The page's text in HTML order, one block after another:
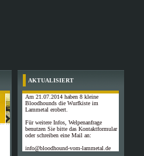
AKTUALISIERT
Am 21.07.2014 haben 8 kleine
Bloodhounds die Wurfkiste im
Lammetal erobert.
Für weitere Infos, Welpenanfrage
benutzen Sie bitte das Kontaktformular
oder schreiben eine Mail an:
info@bloodhound-vom-lammetal.de